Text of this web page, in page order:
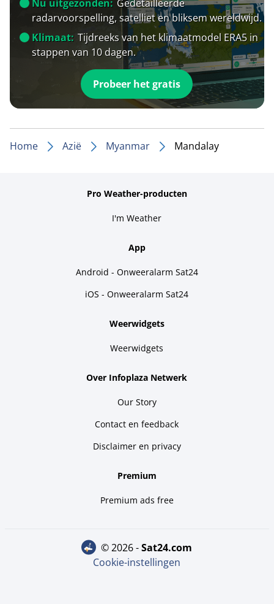
Nu uitgezonden: Gedetailleerde
radarvoorspelling, satelliet en bliksem wereldwijd.
Klimaat: Tijdreeks van het klimaatmodel ERA5 in
stappen van 10 dagen.
Probeer het gratis
Home Azië Myanmar Mandalay
Pro Weather-producten
I'm Weather
App
Android - Onweeralarm Sat24
iOS - Onweeralarm Sat24
Weerwidgets
Weerwidgets
Over Infoplaza Netwerk
Our Story
Contact en feedback
Disclaimer en privacy
Premium
Premium ads free
© 2026 - sat24.com
Cookie-instellingen